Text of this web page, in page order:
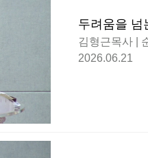
두려움을 넘
김형근목사 |
2026.06.21